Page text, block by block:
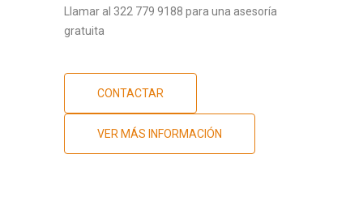
Llamar al 322 779 9188 para una asesoría
gratuita
CONTACTAR
VER MÁS INFORMACIÓN